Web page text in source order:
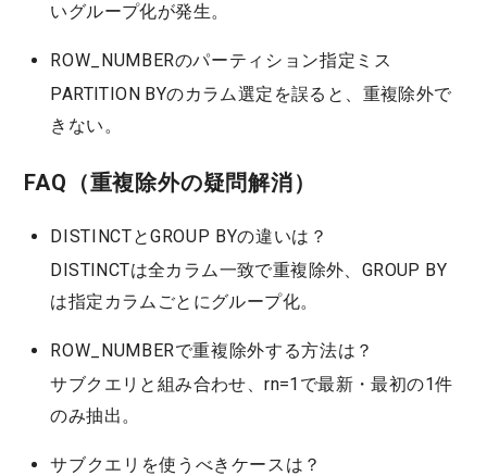
いグループ化が発生。
ROW_NUMBERのパーティション指定ミス
PARTITION BYのカラム選定を誤ると、重複除外で
きない。
FAQ（重複除外の疑問解消）
DISTINCTとGROUP BYの違いは？
DISTINCTは全カラム一致で重複除外、GROUP BY
は指定カラムごとにグループ化。
ROW_NUMBERで重複除外する方法は？
サブクエリと組み合わせ、rn=1で最新・最初の1件
のみ抽出。
サブクエリを使うべきケースは？